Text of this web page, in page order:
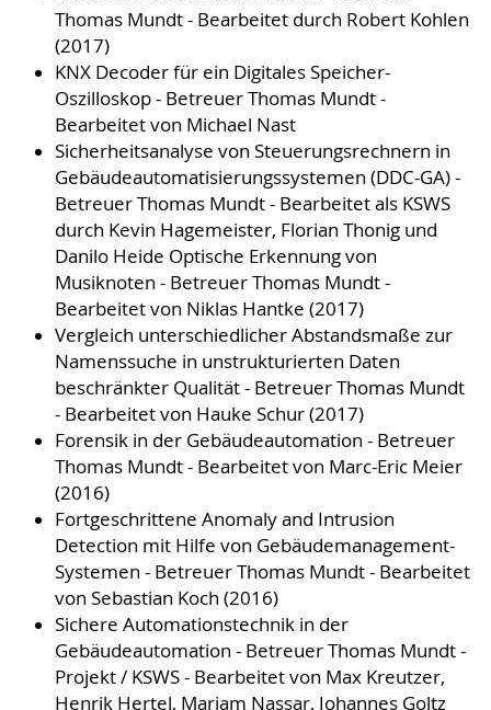
Thomas Mundt - Bearbeitet durch Robert Kohlen
(2017)
KNX Decoder für ein Digitales Speicher-
Oszilloskop - Betreuer Thomas Mundt -
Bearbeitet von Michael Nast
Sicherheitsanalyse von Steuerungsrechnern in
Gebäudeautomatisierungssystemen (DDC-GA) -
Betreuer Thomas Mundt - Bearbeitet als KSWS
durch Kevin Hagemeister, Florian Thonig und
Danilo Heide Optische Erkennung von
Musiknoten - Betreuer Thomas Mundt -
Bearbeitet von Niklas Hantke (2017)
Vergleich unterschiedlicher Abstandsmaße zur
Namenssuche in unstrukturierten Daten
beschränkter Qualität - Betreuer Thomas Mundt
- Bearbeitet von Hauke Schur (2017)
Forensik in der Gebäudeautomation - Betreuer
Thomas Mundt - Bearbeitet von Marc-Eric Meier
(2016)
Fortgeschrittene Anomaly and Intrusion
Detection mit Hilfe von Gebäudemanagement-
Systemen - Betreuer Thomas Mundt - Bearbeitet
von Sebastian Koch (2016)
Sichere Automationstechnik in der
Gebäudeautomation - Betreuer Thomas Mundt -
Projekt / KSWS - Bearbeitet von Max Kreutzer,
Henrik Hertel, Mariam Nassar, Johannes Goltz